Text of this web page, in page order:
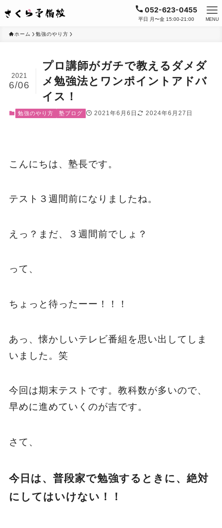
052-623-0455
平日 月〜金 15:00-21:00 MENU
ホーム 勉強のやり方
プロ講師がガチで教えるダメダ
メ勉強法とワンポイントアドバ
イス！
2021
6/06
勉強のやり方 塾ブログ 2021年6月6日 2024年6月27日
こんにちは、塾長です。
テスト３週間前になりましたね。
えっ？まだ、３週間前でしょ？
って、
ちょっと待ったーー！！！
あっ、懐かしいテレビ番組を思い出してしま
いました。笑
今回は期末テストです。教科数が多いので、
早めに進めていくのが吉です。
さて、
今日は、普段家で勉強するときに、絶対
にしてはいけない！！